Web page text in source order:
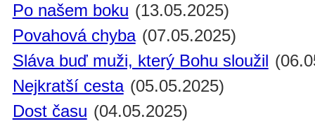
Po našem boku (13.05.2025)
Povahová chyba (07.05.2025)
Sláva buď muži, který Bohu sloužil
Nejkratší cesta (05.05.2025)
Dost času (04.05.2025)